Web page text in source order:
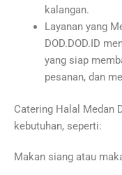
kalangan.
Layanan yang
DOD.DOD.ID
yang siap
pesanan, dan
Catering Halal Medan
kebutuhan, seperti:
Makan siang atau